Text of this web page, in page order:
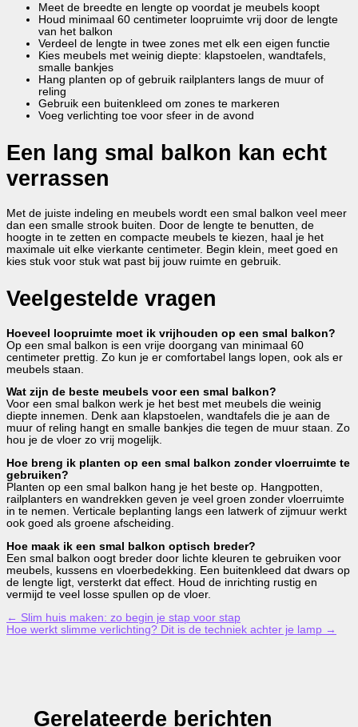
Meet de breedte en lengte op voordat je meubels koopt
Houd minimaal 60 centimeter loopruimte vrij door de lengte
van het balkon
Verdeel de lengte in twee zones met elk een eigen functie
Kies meubels met weinig diepte: klapstoelen, wandtafels,
smalle bankjes
Hang planten op of gebruik railplanters langs de muur of
reling
Gebruik een buitenkleed om zones te markeren
Voeg verlichting toe voor sfeer in de avond
Een lang smal balkon kan echt
verrassen
Met de juiste indeling en meubels wordt een smal balkon veel meer
dan een smalle strook buiten. Door de lengte te benutten, de
hoogte in te zetten en compacte meubels te kiezen, haal je het
maximale uit elke vierkante centimeter. Begin klein, meet goed en
kies stuk voor stuk wat past bij jouw ruimte en gebruik.
Veelgestelde vragen
Hoeveel loopruimte moet ik vrijhouden op een smal balkon?
Op een smal balkon is een vrije doorgang van minimaal 60
centimeter prettig. Zo kun je er comfortabel langs lopen, ook als er
meubels staan.
Wat zijn de beste meubels voor een smal balkon?
Voor een smal balkon werk je het best met meubels die weinig
diepte innemen. Denk aan klapstoelen, wandtafels die je aan de
muur of reling hangt en smalle bankjes die tegen de muur staan. Zo
hou je de vloer zo vrij mogelijk.
Hoe breng ik planten op een smal balkon zonder vloerruimte te
gebruiken?
Planten op een smal balkon hang je het beste op. Hangpotten,
railplanters en wandrekken geven je veel groen zonder vloerruimte
in te nemen. Verticale beplanting langs een latwerk of zijmuur werkt
ook goed als groene afscheiding.
Hoe maak ik een smal balkon optisch breder?
Een smal balkon oogt breder door lichte kleuren te gebruiken voor
meubels, kussens en vloerbedekking. Een buitenkleed dat dwars op
de lengte ligt, versterkt dat effect. Houd de inrichting rustig en
vermijd te veel losse spullen op de vloer.
← Slim huis maken: zo begin je stap voor stap
Hoe werkt slimme verlichting? Dit is de techniek achter je lamp →
Gerelateerde berichten